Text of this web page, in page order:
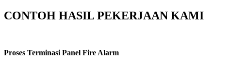
CONTOH HASIL PEKERJAAN KAMI
Proses Terminasi Panel Fire Alarm